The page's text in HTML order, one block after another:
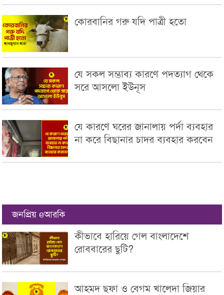
কোরবানির গরু যদি পাত্রী হতো
যে সকল সম্ভাব্য কারণে পদত্যাগ থেকে
সরে আসলো ইউনূস
যে কারণে ঘরের জানালায় পর্দা ব্যবহার
না করে বিছানার চাদর ব্যবহার করবেন
জনপ্রিয় eআরকি
কীভাবে হারিয়ে গেল বাংলাদেশে
রোববারের ছুটি?
আহমদ ছফা ও বেগম খালেদা জিয়ার